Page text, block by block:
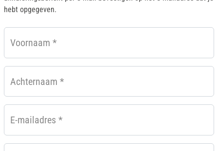
hebt opgegeven.
Voornaam *
Achternaam *
E-mailadres *